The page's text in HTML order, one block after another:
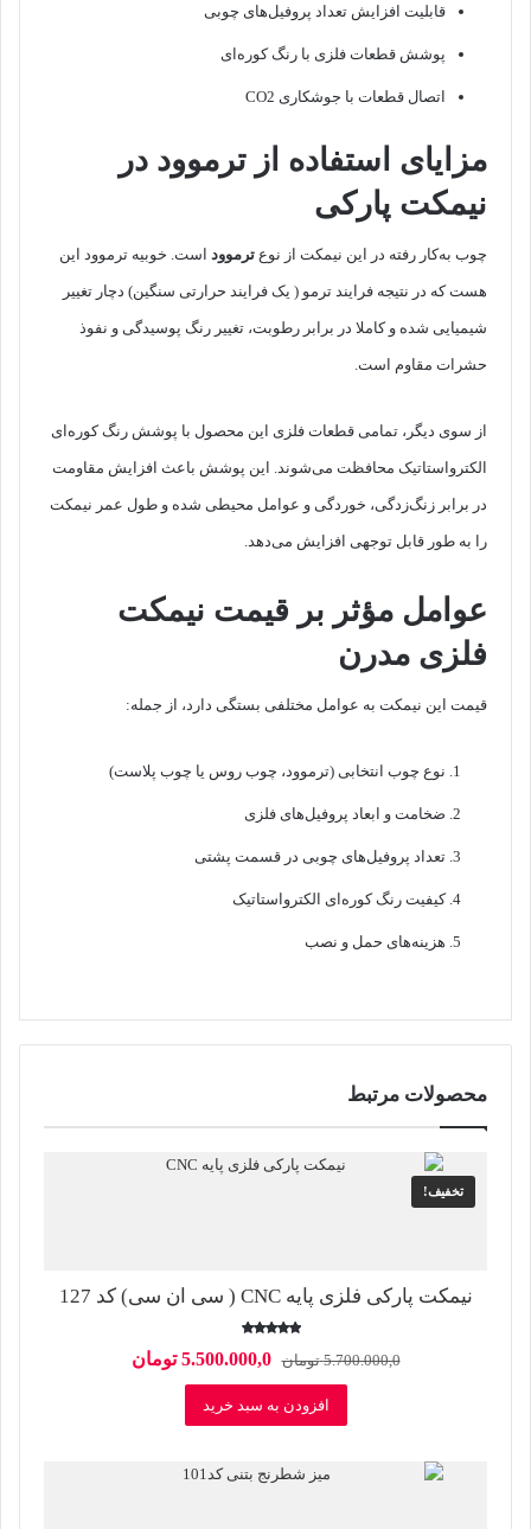
قابلیت افزایش تعداد پروفیل‌های چوبی
پوشش قطعات فلزی با رنگ کوره‌ای
اتصال قطعات با جوشکاری CO2
مزایای استفاده از ترموود در
نیمکت پارکی
چوب به‌کار رفته در این نیمکت از نوع ترموود است. خوبیه ترموود این
هست که در نتیجه فرایند ترمو ( یک فرایند حرارتی سنگین) دچار تغییر
شیمیایی شده و کاملا در برابر رطوبت، تغییر رنگ پوسیدگی و نفوذ
حشرات مقاوم است.
از سوی دیگر، تمامی قطعات فلزی این محصول با پوشش رنگ کوره‌ای
الکترواستاتیک محافظت می‌شوند. این پوشش باعث افزایش مقاومت
در برابر زنگ‌زدگی، خوردگی و عوامل محیطی شده و طول عمر نیمکت
را به طور قابل توجهی افزایش می‌دهد.
عوامل مؤثر بر قیمت نیمکت
فلزی مدرن
قیمت این نیمکت به عوامل مختلفی بستگی دارد، از جمله:
نوع چوب انتخابی (ترموود، چوب روس یا چوب پلاست)
ضخامت و ابعاد پروفیل‌های فلزی
تعداد پروفیل‌های چوبی در قسمت پشتی
کیفیت رنگ کوره‌ای الکترواستاتیک
هزینه‌های حمل و نصب
محصولات مرتبط
تخفیف!
نیمکت پارکی فلزی پایه CNC ( سی ان سی) کد 127
5.00
5.700.000,0 تومان قیمت
اصلی
بود.
5.500.000,0 تومان
افزودن به سبد خرید